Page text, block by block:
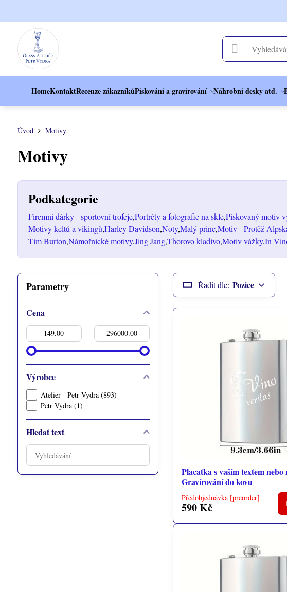
HomeKontaktRecenze zákazníkůPískování a gravírování Náhrobní desky atd.
Úvod Motivy
Motivy
Podkategorie
Firemní dárky - sportovní trofeje Portréty a fotografie na skle Pískovaný motiv
Motivy keltů a vikingů Harley Davidson Noty Malý princ Motiv - Protěž
Tim Burton Námořnické motivy Jing Jang Thorovo kladivo Motiv vážky In
Řadit dle: Pozice
Placatka s vaším textem nebo
Gravírování do kovu
Předobjednávka [preorder]
590 Kč
Parametry
Cena
Od: Do:
Výrobce
Atelier - Petr Vydra (893)
Petr Vydra (1)
Hledat text
Prohledat
výsledky
filtru